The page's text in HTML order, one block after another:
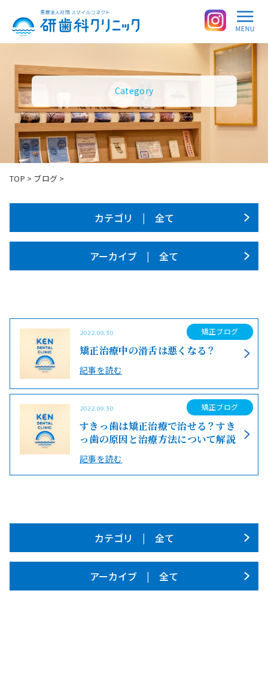
Category
TOP > ブログ >
カテゴリ | 全て
アーカイブ | 全て
矯正ブログ
2022.09.30
矯正治療中の滑舌は悪くなる？
記事を読む
矯正ブログ
2022.09.30
すきっ歯は矯正治療で治せる？すき
っ歯の原因と治療方法について解説
記事を読む
カテゴリ | 全て
アーカイブ | 全て